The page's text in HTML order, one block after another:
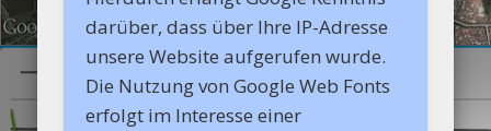
darüber, dass über Ihre IP-Adresse
unsere Website aufgerufen wurde.
Die Nutzung von Google Web Fonts
erfolgt im Interesse einer